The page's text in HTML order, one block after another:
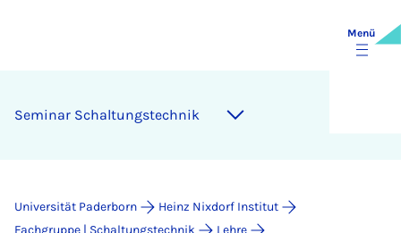
Menü
Se­mi­nar Schal­tungs­tech­nik
Universität Paderborn
Heinz Nixdorf Institut
Fachgruppe | Schaltungstechnik
Lehre